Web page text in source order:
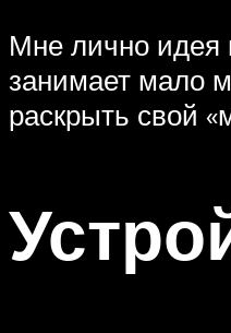
Мне лично идея
занимает мало
раскрыть свой